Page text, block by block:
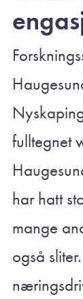
fulltegnet
har hatt
mange
også